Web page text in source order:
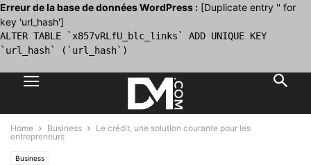
Erreur de la base de données WordPress : [Duplicate entry '' for
key 'url_hash']
ALTER TABLE `x857vRLfU_blc_links` ADD UNIQUE KEY
`url_hash` (`url_hash`)
Home Business
Le crédit, une solution courante pour les
entrepreneurs
Business